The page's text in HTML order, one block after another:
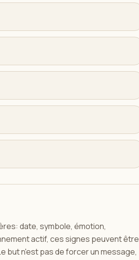
date, symbole, émotion,
actif, ces signes peuvent être
but n'est pas de forcer un message,